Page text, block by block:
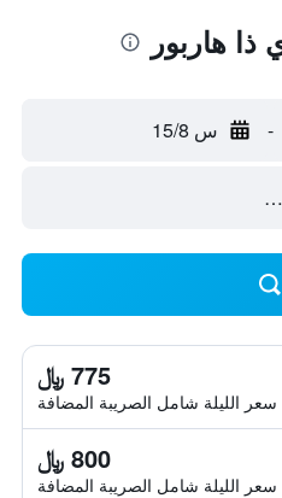
هاربور
- س 15/8
775 ﷼
سعر الليلة شامل الصريبة المضافة
800 ﷼
سعر الليلة شامل الصريبة المضافة